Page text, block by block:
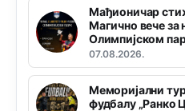
Мађионичар
Магично вече за
Олимпијском
07.08.2026.
Меморијални
фудбалу „Ранко